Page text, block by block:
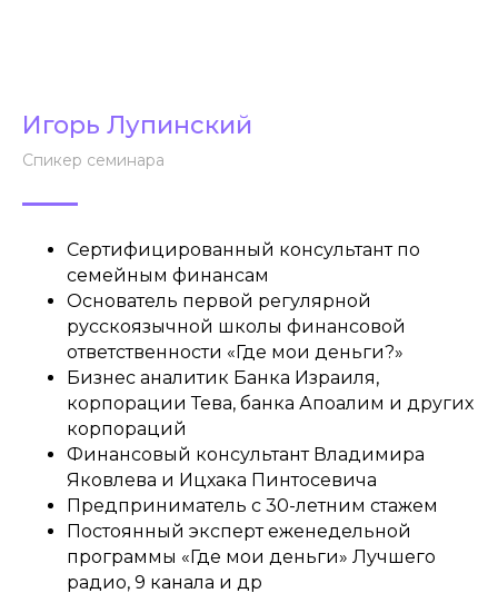
Игорь Лупинский
Спикер семинара
Сертифицированный консультант по
семейным финансам
Основатель первой регулярной
русскоязычной школы финансовой
ответственности «Где мои деньги?»
Бизнес аналитик Банка Израиля,
корпорации Тева, банка Апоалим и других
корпораций
Финансовый консультант Владимира
Яковлева и Ицхака Пинтосевича
Предприниматель с 30-летним стажем
Постоянный эксперт еженедельной
программы «Где мои деньги» Лучшего
радио, 9 канала и др